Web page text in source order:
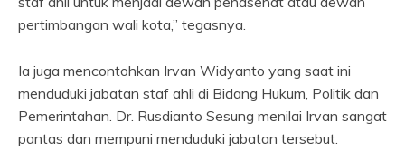
pertimbangan wali kota,” tegasnya.
Ia juga mencontohkan Irvan Widyanto yang saat ini
menduduki jabatan staf ahli di Bidang Hukum, Politik dan
Pemerintahan. Dr. Rusdianto Sesung menilai Irvan sangat
pantas dan mempuni menduduki jabatan tersebut.